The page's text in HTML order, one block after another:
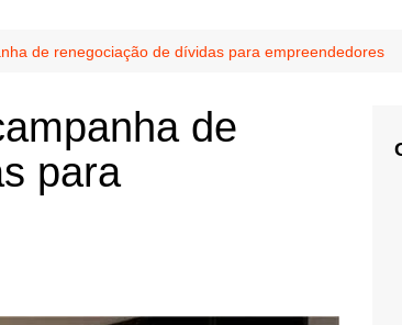
de renegociação de dívidas para empreendedores
de
para